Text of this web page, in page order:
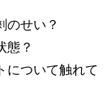
のせい？
態？
について触れて